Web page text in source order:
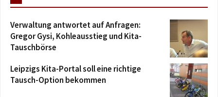
Verwaltung antwortet auf Anfragen:
Gregor Gysi, Kohleausstieg und Kita-
Tauschbörse
Leipzigs Kita-Portal soll eine richtige
Tausch-Option bekommen